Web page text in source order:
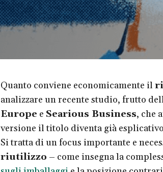
Quanto conviene economicamente il
analizzare un recente studio, frutto
Europe e Searious Business, che
versione il titolo diventa già
Si tratta di un focus importante e
riutilizzo – come insegna la